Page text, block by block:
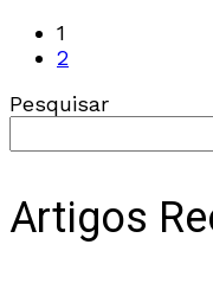
1
2
Pesquisar
Artigos